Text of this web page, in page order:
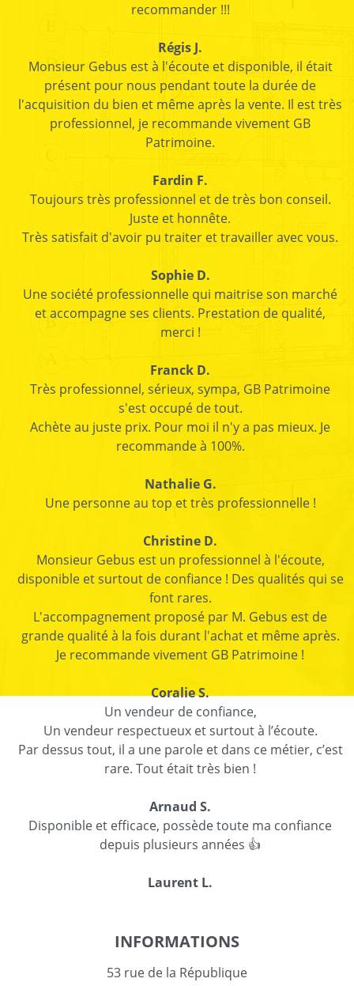
recommander !!!
Régis J.
Monsieur Gebus est à l'écoute et disponible, il était
présent pour nous pendant toute la durée de
l'acquisition du bien et même après la vente. Il est très
professionnel, je recommande vivement GB
Patrimoine.
Fardin F.
Toujours très professionnel et de très bon conseil.
Juste et honnête.
Très satisfait d'avoir pu traiter et travailler avec vous.
Sophie D.
Une société professionnelle qui maitrise son marché
et accompagne ses clients. Prestation de qualité,
merci !
Franck D.
Très professionnel, sérieux, sympa, GB Patrimoine
s'est occupé de tout.
Achète au juste prix. Pour moi il n'y a pas mieux. Je
recommande à 100%.
Nathalie G.
Une personne au top et très professionnelle !
Christine D.
Monsieur Gebus est un professionnel à l'écoute,
disponible et surtout de confiance ! Des qualités qui se
font rares.
L'accompagnement proposé par M. Gebus est de
grande qualité à la fois durant l'achat et même après.
Je recommande vivement GB Patrimoine !
Coralie S.
Un vendeur de confiance,
Un vendeur respectueux et surtout à l’écoute.
Par dessus tout, il a une parole et dans ce métier, c’est
rare. Tout était très bien !
Arnaud S.
Disponible et efficace, possède toute ma confiance
depuis plusieurs années 👍
Laurent L.
INFORMATIONS
53 rue de la République